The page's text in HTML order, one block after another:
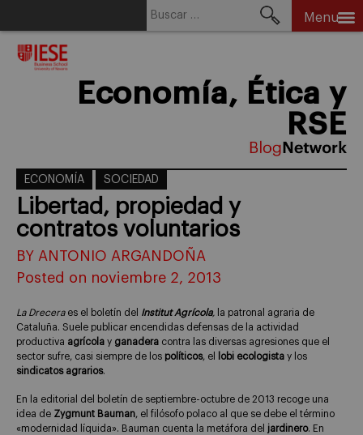
Menu
Economía, Ética y
RSE
ECONOMÍA SOCIEDAD
Libertad, propiedad y
contratos voluntarios
BY ANTONIO ARGANDOÑA
Posted on noviembre 2, 2013
La Dreceraes el boletín del Institut Agrícola, la patronal agraria de
Cataluña. Suele publicar encendidas defensas de la actividad
productiva agrícola y ganadera contra las diversas agresiones que el
sector sufre, casi siempre de los políticos, el lobi ecologista y los
sindicatos agrarios.
En la editorial del boletín de septiembre-octubre de 2013 recoge una
idea de Zygmunt Bauman, el filósofo polaco al que se debe el término
«modernidad líquida». Bauman cuenta la metáfora del jardinero. En